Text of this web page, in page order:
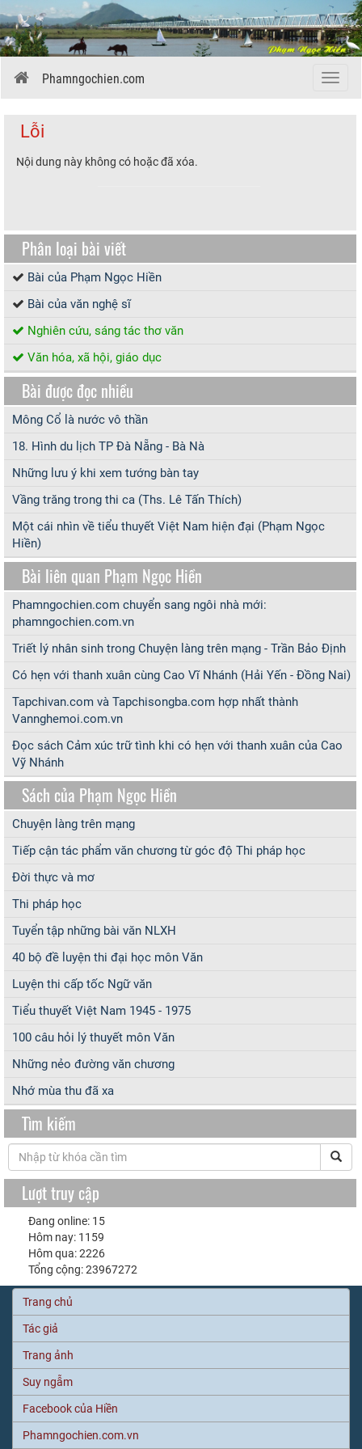
Menu
Phamngochien.com
Lỗi
Nội dung này không có hoặc đã xóa.
Phân loại bài viết
Bài của Phạm Ngọc Hiền
Bài của văn nghệ sĩ
Nghiên cứu, sáng tác thơ văn
Văn hóa, xã hội, giáo dục
Bài được đọc nhiều
Mông Cổ là nước vô thần
18. Hình du lịch TP Đà Nẵng - Bà Nà
Những lưu ý khi xem tướng bàn tay
Vầng trăng trong thi ca (Ths. Lê Tấn Thích)
Một cái nhìn về tiểu thuyết Việt Nam hiện đại (Phạm Ngọc
Hiền)
Bài liên quan Phạm Ngọc Hiền
Phamngochien.com chuyển sang ngôi nhà mới:
phamngochien.com.vn
Triết lý nhân sinh trong Chuyện làng trên mạng - Trần Bảo Định
Có hẹn với thanh xuân cùng Cao Vĩ Nhánh (Hải Yến - Đồng Nai)
Tapchivan.com và Tapchisongba.com hợp nhất thành
Vannghemoi.com.vn
Đọc sách Cảm xúc trữ tình khi có hẹn với thanh xuân của Cao
Vỹ Nhánh
Sách của Phạm Ngọc Hiền
Chuyện làng trên mạng
Tiếp cận tác phẩm văn chương từ góc độ Thi pháp học
Đời thực và mơ
Thi pháp học
Tuyển tập những bài văn NLXH
40 bộ đề luyện thi đại học môn Văn
Luyện thi cấp tốc Ngữ văn
Tiểu thuyết Việt Nam 1945 - 1975
100 câu hỏi lý thuyết môn Văn
Những nẻo đường văn chương
Nhớ mùa thu đã xa
Tìm kiếm
Lượt truy cập
Đang online: 15
Hôm nay: 1159
Hôm qua: 2226
Tổng cộng: 23967272
Trang chủ
Tác giả
Trang ảnh
Suy ngẫm
Facebook của Hiền
Phamngochien.com.vn